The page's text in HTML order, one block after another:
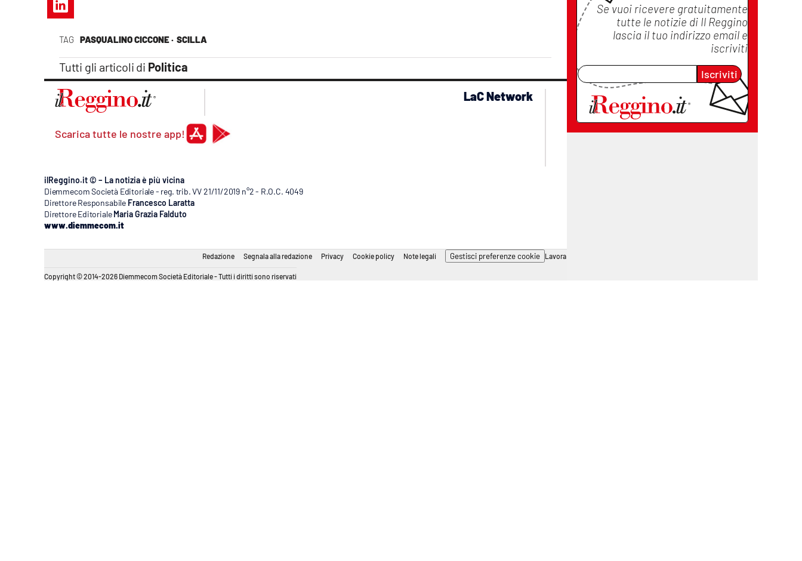
Vai
TAG PASQUALINO CICCONE · SCILLA
Tutti gli articoli di Politica
Se vuoi ricevere gratuitamente
tutte le notizie di Il Reggino
lascia il tuo indirizzo email e
iscriviti
Iscriviti
Scarica tutte le nostre app!
LaC Network
lacplay.it
lactv.it
laconair.it
lacitymag.it
lacapitalenews.it
cosenzachannel.it
ilReggino.it © – La notizia è più vicina
Diemmecom Società Editoriale - reg. trib. VV 21/11/2019 n°2 - R.O.C. 4049
Direttore Responsabile Francesco Laratta
Direttore Editoriale Maria Grazia Falduto
www.diemmecom.it
Redazione Segnala alla redazione Privacy Cookie policy Note legali Gestisci preferenze cookie Lavora con noi
Copyright © 2014-2026 Diemmecom Società Editoriale - Tutti i diritti sono riservati